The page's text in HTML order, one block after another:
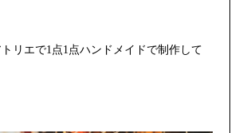
リエで1点1点ハンドメイドで制作して